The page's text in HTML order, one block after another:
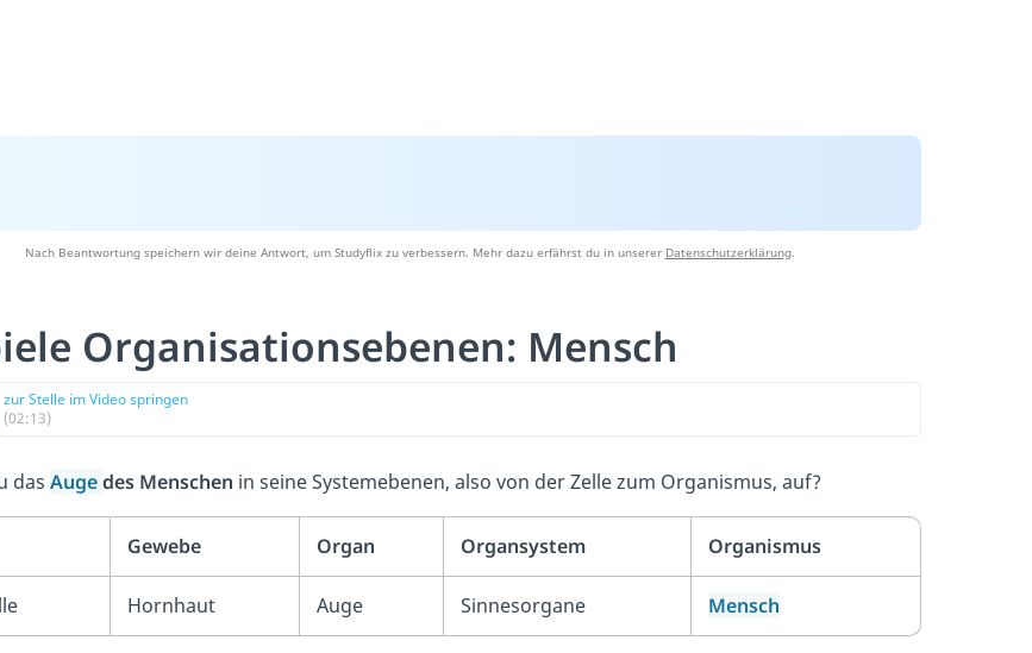
Nach Beantwortung speichern wir deine Antwort, um Studyflix zu verbessern. Mehr dazu erfährst du in unserer Datenschutzerklärung.
Organisationsebenen: Mensch
zur Stelle im Video springen
(02:13)
das Augedes Menschen in seine Systemebenen, also von der Zelle zum Organismus, auf?
Gewebe Organ Organsystem Organismus
Hornhaut Auge Sinnesorgane Mensch